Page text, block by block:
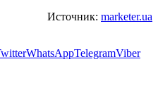
Источник: marketer.ua
WhatsAppTelegramViber